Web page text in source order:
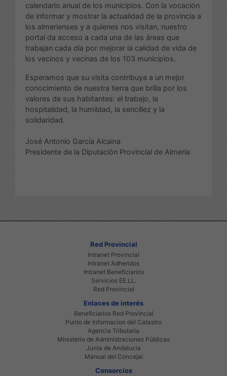
calendario anual de los municipios. Con la vocación
de informar y mostrar la actualidad de la provincia a
los almerienses y a quienes nos visitan, nuestro
portal da acceso a cada una de las áreas que
trabajan cada día por mejorar la calidad de vida de
los vecinos y vecinas de los 103 municipios.
Esperamos que su visita contribuya a un mejor
conocimiento de nuestra tierra que brilla por los
valores de sus habitantes: el trabajo, la
hospitalidad, la humildad, la sencillez y la
solidaridad.
José Antonio García Alcaina
Presidente de la Diputación Provincial de Almería
Red Provincial
Intranet Provincial
Intranet Adheridos
Intranet Beneficiarios
Servicios EE.LL.
Red Provincial
Enlaces de interés
Beneficiarios Red Provincial
Punto de Informacion del Catastro
Agencia Tributaria
Ministerio de Administraciones Públicas
Junta de Andalucia
Manual del Concejal
Consorcios